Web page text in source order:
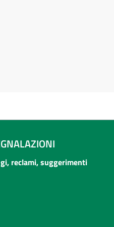
reclami, suggerimenti